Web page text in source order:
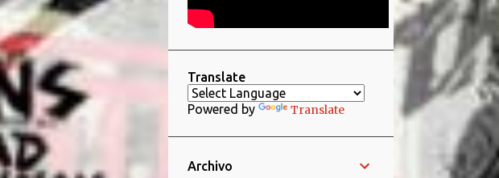
Translate
Powered by Translate
Archivo